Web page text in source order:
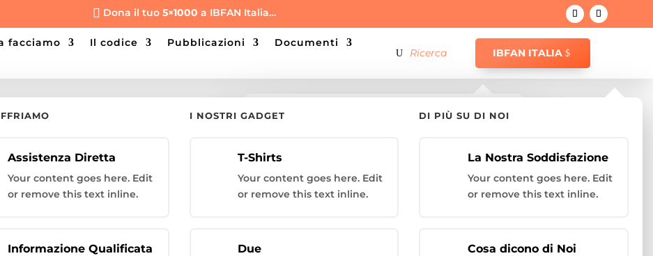
 Dona il tuo5×1000a IBFAN Italia…
facciamo il codice pubblicazioni
documenti
IBFAN ITALIA
Looking for a Specific Product?
Assistenza Diretta
Your content goes here. Edit
or remove this text inline.
Informazione Qualificata
I NOSTRI GADGET
T-Shirts
Your content goes here. Edit
or remove this text inline.
Due
DI PIÙ SU DI NOI
La Nostra Soddisfazione
Your content goes here. Edit
or remove this text inline.
Cosa dicono di Noi